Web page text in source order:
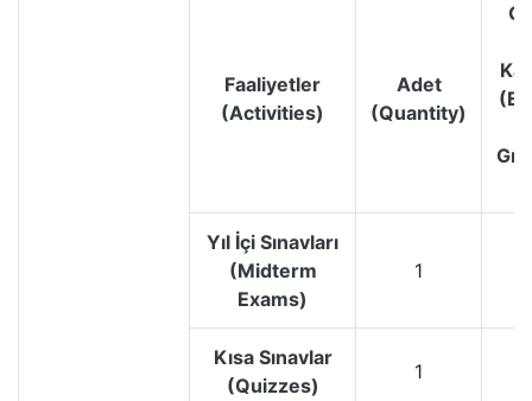
Faaliyetler
(Activities)
Adet
(Quantity)
Yıl İçi Sınavları
(Midterm
Exams)
1
Kısa Sınavlar
(Quizzes)
1